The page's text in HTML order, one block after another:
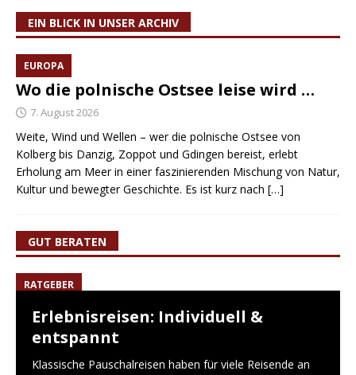
EIN BLICK IN UNSER ARCHIV
EUROPA
Wo die polnische Ostsee leise wird …
7. August 2026
Weite, Wind und Wellen – wer die polnische Ostsee von
Kolberg bis Danzig, Zoppot und Gdingen bereist, erlebt
Erholung am Meer in einer faszinierenden Mischung von Natur,
Kultur und bewegter Geschichte. Es ist kurz nach […]
GUT BERATEN
RATGEBER
Erlebnisreisen: Individuell &
entspannt
Klassische Pauschalreisen haben für viele Reisende an